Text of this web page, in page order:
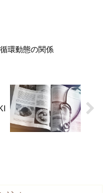
環動態の関係